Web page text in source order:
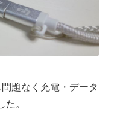
題なく充電・データ
た。